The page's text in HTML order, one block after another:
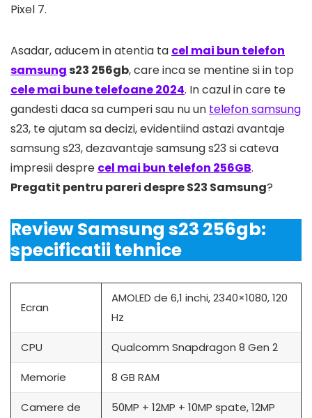
Pixel 7.
Asadar, aducem in atentia ta cel mai bun telefon
samsungs23 256gb, care inca se mentine si in top
cele mai bune telefoane 2024. In cazul in care te
gandesti daca sa cumperi sau nu un telefon samsung
s23, te ajutam sa decizi, evidentiind astazi avantaje
samsung s23, dezavantaje samsung s23 si cateva
impresii despre cel mai bun telefon 256GB.
Pregatit pentru pareri despre S23 Samsung?
Review Samsung s23 256gb:
specificatii tehnice
Ecran
AMOLED de 6,1 inchi, 2340×1080, 120
Hz
CPU Qualcomm Snapdragon 8 Gen 2
Memorie 8 GB RAM
Camere de
50MP + 12MP + 10MP spate, 12MP